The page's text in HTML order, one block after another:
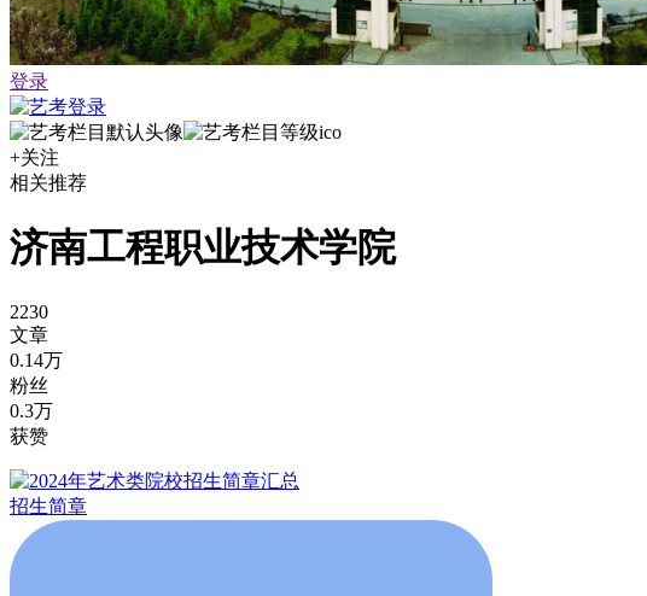
登录
+关注
相关推荐
济南工程职业技术学院
2230
文章
0.14万
粉丝
0.3万
获赞
招生简章